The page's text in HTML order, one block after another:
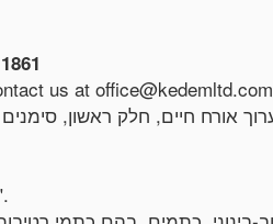
us at office@kedemltd.com
חותמות רב של קהילת יוצאי פוניבז'